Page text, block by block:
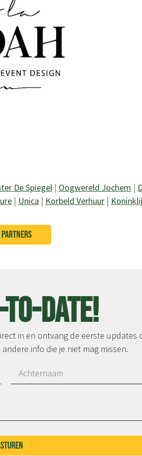
De Spiegel| Oogwereld Jochem |
| Unica | Korbeld Verhuur |
date!
in en ontvang de eerste updates
info die je niet mag missen.